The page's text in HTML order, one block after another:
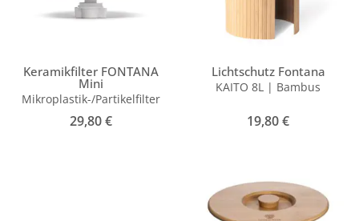
Keramikfilter FONTANA
Mini
Mikroplastik-/Partikelfilter
29,80€
Lichtschutz Fontana
KAITO 8L | Bambus
19,80€